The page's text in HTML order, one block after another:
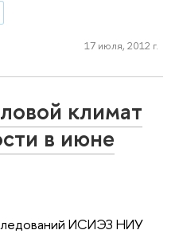
17 июля, 2012 г.
климат
в июне
ИСИЭЗ НИУ